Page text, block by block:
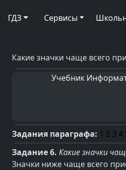
ГДЗ Сервисы
Какие значки чаще всего
Учебник
Задания параграфа: 1 2 3 4
Задание 6. Какие значки
Значки ниже чаще всего